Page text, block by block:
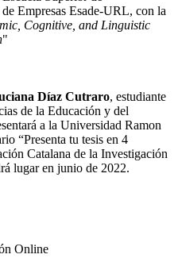
Empresas Esade-URL, con la
Cognitive, and Linguistic
"
Díaz Cutraro, estudiante
de la Educación y del
a la Universidad Ramon
“Presenta tu tesis en 4
Catalana de la Investigación
lugar en junio de 2022.
Online